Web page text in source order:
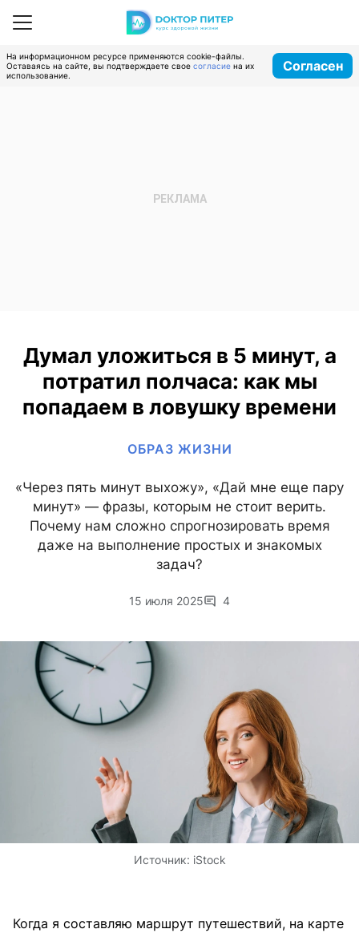
На информационном ресурсе применяются cookie-файлы.
Оставаясь на сайте, вы подтверждаете свое согласие на их
использование.
Согласен
Думал уложиться в 5 минут, а
потратил полчаса: как мы
попадаем в ловушку времени
ОБРАЗ ЖИЗНИ
«Через пять минут выхожу», «Дай мне еще пару
минут» — фразы, которым не стоит верить.
Почему нам сложно спрогнозировать время
даже на выполнение простых и знакомых
задач?
15 июля 2025 4
Источник: iStock
Когда я составляю маршрут путешествий, на карте